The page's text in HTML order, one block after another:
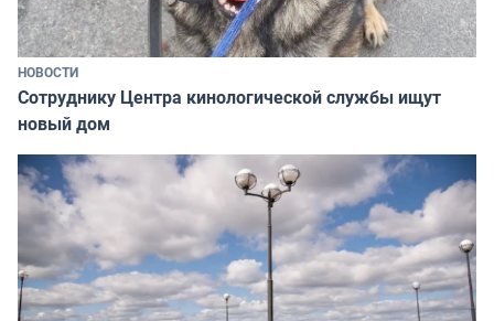
НОВОСТИ
Сотруднику Центра кинологической службы ищут
новый дом